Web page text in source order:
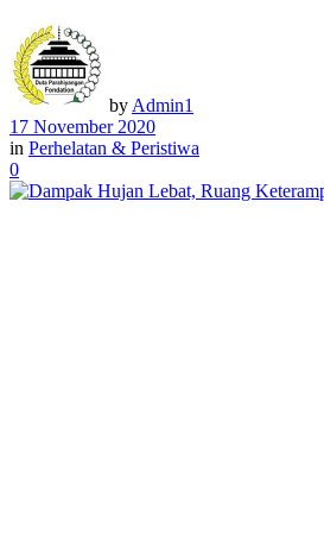
by Admin1
17 November 2020
in Perhelatan & Peristiwa
0